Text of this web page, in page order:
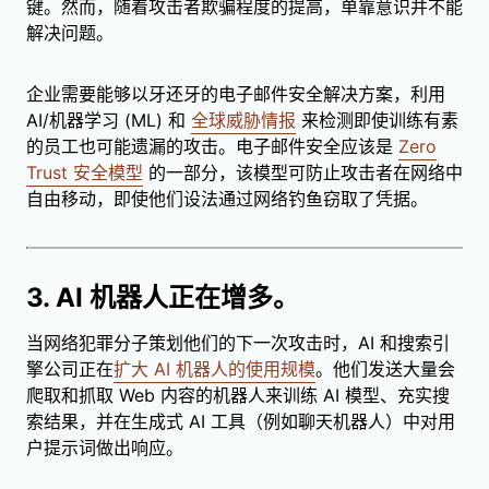
键。然而，随着攻击者欺骗程度的提高，单靠意识并不能
解决问题。
企业需要能够以牙还牙的电子邮件安全解决方案，利用
AI/机器学习 (ML) 和 全球威胁情报 来检测即使训练有素
的员工也可能遗漏的攻击。电子邮件安全应该是 Zero
Trust 安全模型 的一部分，该模型可防止攻击者在网络中
自由移动，即使他们设法通过网络钓鱼窃取了凭据。
3. AI 机器人正在增多。
当网络犯罪分子策划他们的下一次攻击时，AI 和搜索引
擎公司正在扩大 AI 机器人的使用规模。他们发送大量会
爬取和抓取 Web 内容的机器人来训练 AI 模型、充实搜
索结果，并在生成式 AI 工具（例如聊天机器人）中对用
户提示词做出响应。